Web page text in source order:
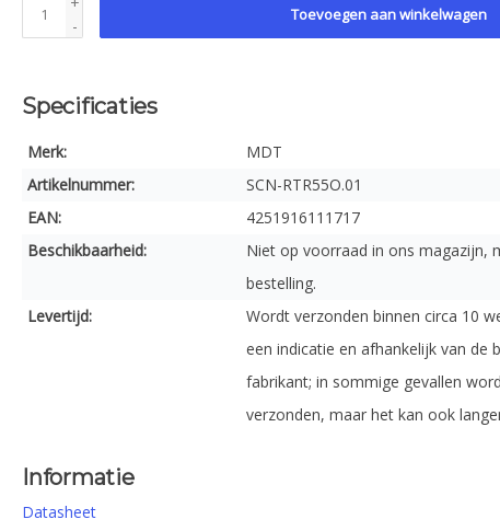
-
Toevoegen aan winkelwagen
Specificaties
Merk:
MDT
Artikelnummer:
SCN-RTR55O.01
EAN:
4251916111717
Beschikbaarheid:
Niet op voorraad in ons magazijn,
bestelling.
Levertijd:
Wordt verzonden binnen circa 10
een indicatie en afhankelijk van de
fabrikant; in sommige gevallen
verzonden, maar het kan ook
Informatie
Datasheet